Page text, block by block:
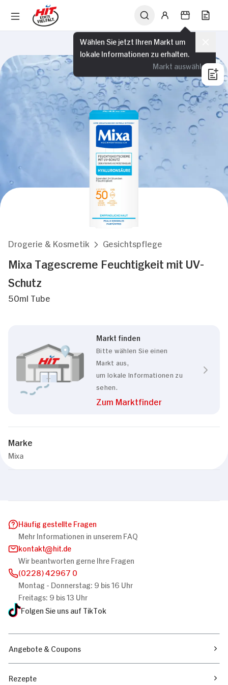
Wählen Sie jetzt Ihren Markt um
lokale Informationen zu erhalten.
Markt auswählen
Drogerie & Kosmetik Gesichtspflege
Mixa Tagescreme Feuchtigkeit mit UV-
Schutz
50ml Tube
Markt finden
Bitte wählen Sie einen
Markt aus,
um lokale Informationen zu
sehen.
Zum Marktfinder
Marke
Mixa
Häufig gestellte Fragen
Mehr Informationen in unserem FAQ
kontakt
hit.de
Wir beantworten gerne Ihre Fragen
(0228) 42967 0
Montag - Donnerstag: 9 bis 16 Uhr
Freitags: 9 bis 13 Uhr
Folgen Sie uns auf TikTok
Angebote & Coupons
Rezepte